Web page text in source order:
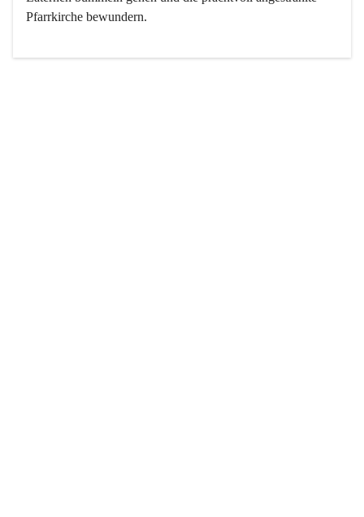
Pfarrkirche bewundern.
Der Weinbau dominert heute nicht mehr, ist aber integrativer